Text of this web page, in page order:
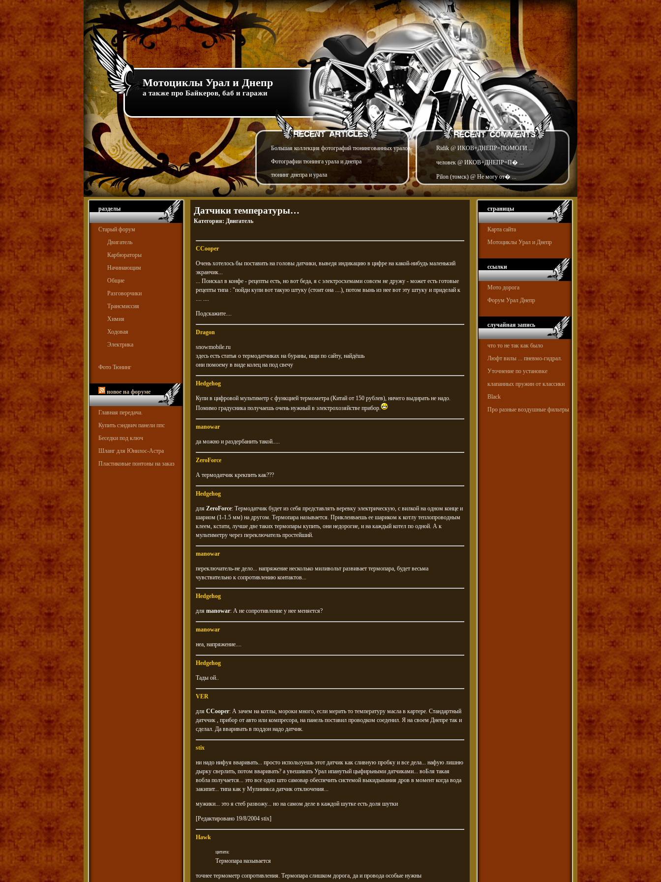
Мотоциклы Урал и Днепр
а также про Байкеров, баб и гаражи
Большая коллекция фотографий тюнингованных уралов
Фотографии тюнинга урала и днепра
тюнинг днепра и урала
Ridik @ ИКОВ+ДНЕПР=ПОМОГИ ...
человек @ ИКОВ+ДНЕПР=П� ...
Pilon (томск) @ Не могу от� ...
разделы
Старый форум
Двигатель
Карбюраторы
Начинающим
Общие
Разговорчики
Трансмиссия
Химия
Ходовая
Электрика
Фото Тюнинг
новое на форуме
Главная передача.
Купить сэндвич панели ппс
Беседки под ключ
Шланг для Юнилос-Астра
Пластиковые понтоны на заказ
Датчики температуры…
Категория: Двигатель
CCooper
Очень хотелось бы поставить на головы датчики, выведя индикацию в цифре на какой-нибудь маленький
экранчик...
... Поискал в конфе - рецепты есть, но вот беда, я с электросхемами совсем не дружу - может есть готовые
рецепты типа : "пойди купи вот такую штуку (стоит она ....), потом вынь из нее вот эту штуку и приделай к
.... ....
Подскажите....
Dragon
snowmobile.ru
здесь есть статья о термодатчиках на бураны, ищи по сайту, найдёшь
они помоему в виде колец на под свечу
Hedgehog
Купи в цифровой мультиметр с функцией термометра (Китай от 150 рублев), ничего выдирать не надо.
Помимо градусника получаешь очень нужный в электрохозяйстве прибор.
manowar
да можно и раздербанить такой.....
ZeroForce
А термодатчик крекпить как???
Hedgehog
для ZeroForce: Термодатчик будет из себя представлять веревку электрическую, с вилкой на одном конце и
шариом (1-1.5 мм) на другом. Термопара называется. Приклеиваешь ее шариком к котлу теплопроводным
клеем, кстати, лучше две таких термопары купить, они недорогие, и на каждый котел по одной. А к
мультиметру через переключатель простейший.
manowar
переключатель-не дело... напряжение несколько миливольт развивает термопара, будет весьма
чувствительно к сопротивлению контактов...
Hedgehog
для manowar: А не сопротивление у нее меняется?
manowar
неа, напряжение....
Hedgehog
Тады ой..
VER
для CCooper: А зачем на котлы, мороки много, если мерить то температуру масла в картере. Стандартный
датччик , прибор от авто или компресора, на панель поставил проводком соеденил. Я на своем Днепре так и
сделал. Да вваривать в поддон надо датчик.
stix
ни надо нифуя вваривать... просто используешь этот датчик как сливную пробку и все дела... нафую лишню
дырку сверлить, потом вваривать? а увешивать Урал ипанутый цыфирьными датчиками... воБля такая
вобла получается... это все одно што самовар обеспечить системой выкидывания дров в момент когда вода
закипит... типа как у Мулиникса датчик отключения...
мужики... это я стеб развожу... но на самом деле в каждой шутке есть доля шутки
[Редактировано 19/8/2004 stix]
Hawk
цитата:
Термопара называется
точнее термометр сопротивления. Термопара слишком дорога, да и провода особые нужны
страницы
Карта сайта
Мотоциклы Урал и Днепр
ссылки
Мото дорога
Форум Урал Днепр
случайная запись
что то не так как было
Люфт вилы ... пневмо-гидрал.
Уточнение по установке
клапанных пружин от классики
Black
Про разные воздушные фильтры